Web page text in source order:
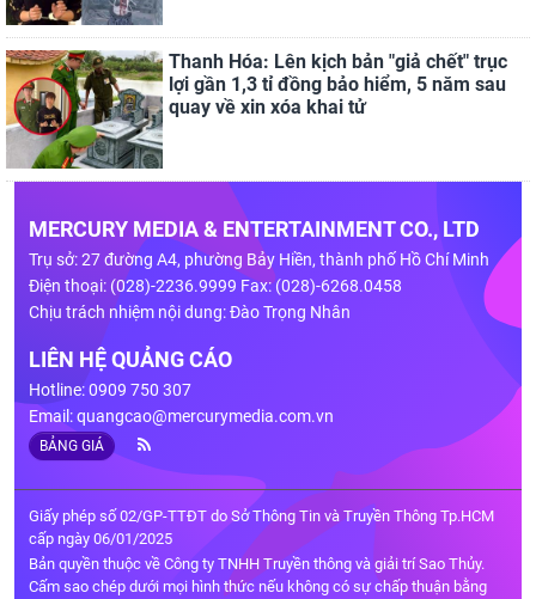
Thanh Hóa: Lên kịch bản "giả chết" trục
lợi gần 1,3 tỉ đồng bảo hiểm, 5 năm sau
quay về xin xóa khai tử
MERCURY MEDIA & ENTERTAINMENT CO., LTD
Trụ sở: 27 đường A4, phường Bảy Hiền, thành phố Hồ Chí Minh
Điện thoại: (028)-2236.9999 Fax: (028)-6268.0458
Chịu trách nhiệm nội dung: Đào Trọng Nhân
LIÊN HỆ QUẢNG CÁO
Hotline: 0909 750 307
Email:quangcao@mercurymedia.com.vn
BẢNG GIÁ
Giấy phép số 02/GP-TTĐT do Sở Thông Tin và Truyền Thông Tp.HCM
cấp ngày 06/01/2025
Bản quyền thuộc về Công ty TNHH Truyền thông và giải trí Sao Thủy.
Cấm sao chép dưới mọi hình thức nếu không có sự chấp thuận bằng